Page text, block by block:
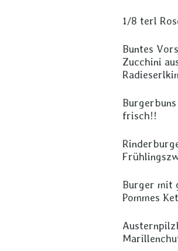
1/8 terl
Buntes
Zucchini
frisch!!
Burger mit
Pommes